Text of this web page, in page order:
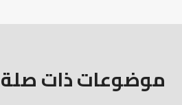
موضوعات ذات صلة